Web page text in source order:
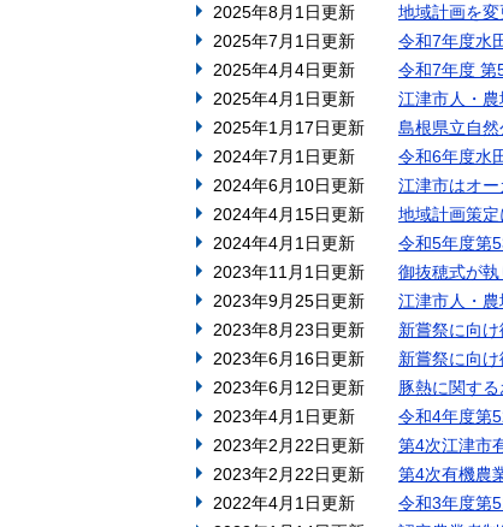
2025年8月1日更新
地域計画を
2025年7月1日更新
令和7年度水
2025年4月4日更新
令和7年度 第
2025年4月1日更新
江津市人・
2025年1月17日更新
島根県立自
2024年7月1日更新
令和6年度水
2024年6月10日更新
江津市はオ
2024年4月15日更新
地域計画策
2024年4月1日更新
令和5年度第
2023年11月1日更新
御抜穂式が
2023年9月25日更新
江津市人・
2023年8月23日更新
新嘗祭に向
2023年6月16日更新
新嘗祭に向
2023年6月12日更新
豚熱に関す
2023年4月1日更新
令和4年度第
2023年2月22日更新
第4次江津市
2023年2月22日更新
第4次有機農
2022年4月1日更新
令和3年度第